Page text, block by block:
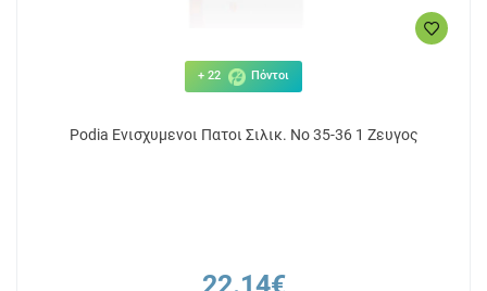
+ 22 Πόντοι
Podia Ενισχυμενοι Πατοι Σιλικ. No 35-36 1 Ζευγος